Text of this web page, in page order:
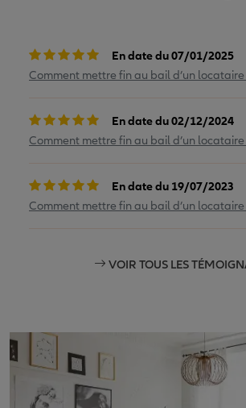
En date du 07/01/2025
Comment mettre fin au bail d’un
En date du 02/12/2024
Comment mettre fin au bail d’un
En date du 19/07/2023
Comment mettre fin au bail d’un
VOIR TOUS LES